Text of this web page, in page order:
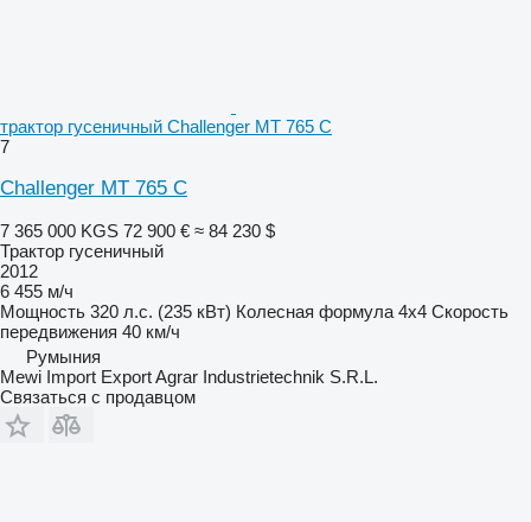
трактор гусеничный Challenger MT 765 C
7
Challenger MT 765 C
7 365 000 KGS 72 900 € ≈ 84 230 $
Трактор гусеничный
2012
6 455 м/ч
Мощность 320 л.с. (235 кВт) Колесная формула 4x4 Скорость
передвижения 40 км/ч
Румыния
Mewi Import Export Agrar Industrietechnik S.R.L.
Связаться с продавцом